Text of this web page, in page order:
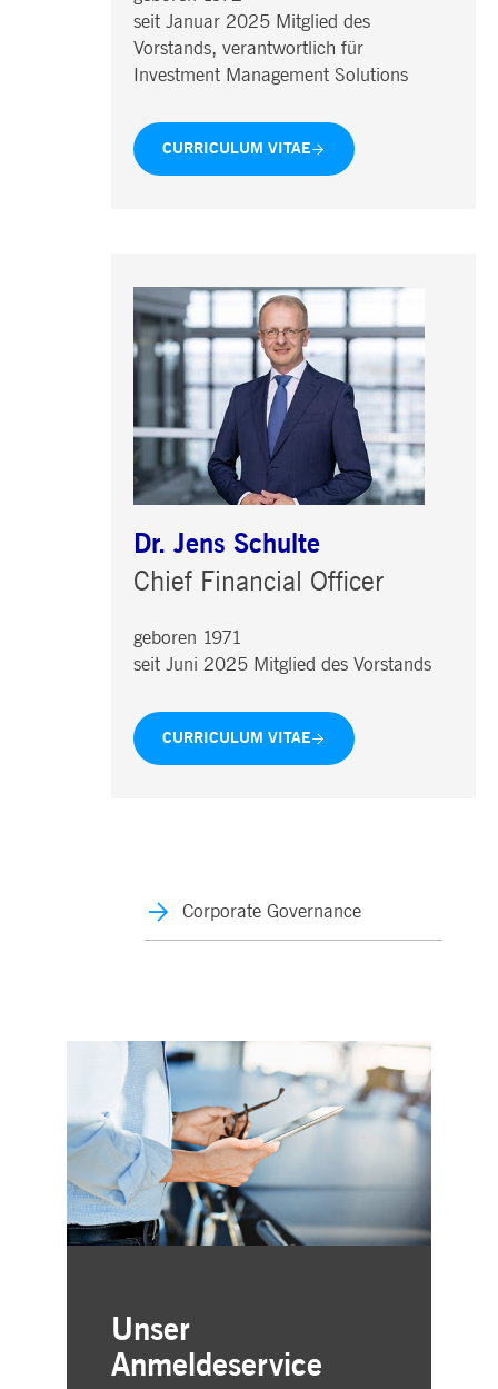
seit Januar 2025 Mitglied des
Vorstands, verantwortlich für
Investment Management Solutions
CURRICULUM VITAE
Dr. Jens Schulte
Chief Financial Officer
geboren 1971
seit Juni 2025 Mitglied des Vorstands
CURRICULUM VITAE
Corporate Governance
Unser
Anmeldeservice